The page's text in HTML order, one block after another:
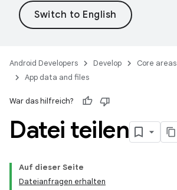
Android Developers Develop
Core areas
App data and files
War das hilfreich?
Datei teilen
Auf dieser Seite
Dateianfragen erhalten